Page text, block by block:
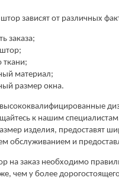
зависят от различных
заказа;
ткани;
материал;
размер окна.
к нашим
изделия, предоставят
обслуживанием и
на заказ необходимо
чем у более